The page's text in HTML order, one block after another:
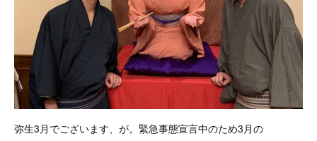
弥生3月でございます、が。緊急事態宣言中のため3月の